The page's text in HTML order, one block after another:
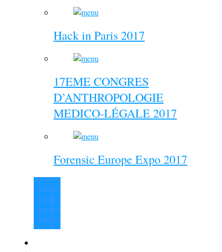
Hack in Paris 2017
17EME CONGRES
D’ANTHROPOLOGIE
MEDICO-LÉGALE 2017
Forensic Europe Expo 2017
View all
View all
View all
View all
View all